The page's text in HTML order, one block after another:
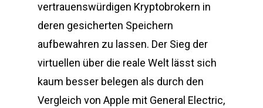
vertrauenswürdigen Kryptobrokern in
deren gesicherten Speichern
aufbewahren zu lassen. Der Sieg der
virtuellen über die reale Welt lässt sich
kaum besser belegen als durch den
Vergleich von Apple mit General Electric,